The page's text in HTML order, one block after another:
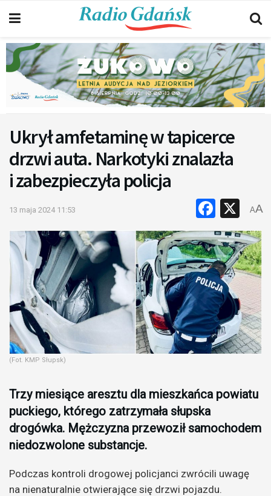
Ukrył amfetaminę w tapicerce
drzwi auta. Narkotyki znalazła
i zabezpieczyła policja
13 maja 2024 11:53 X
AA
(Fot. KMP Słupsk)
Trzy miesiące aresztu dla mieszkańca powiatu
puckiego, którego zatrzymała słupska
drogówka. Mężczyzna przewoził samochodem
niedozwolone substancje.
Podczas kontroli drogowej policjanci zwrócili uwagę
na nienaturalnie otwierające się drzwi pojazdu.